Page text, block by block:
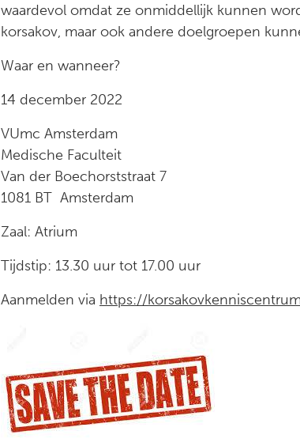
waardevol omdat ze onmiddellijk kunnen
korsakov, maar ook andere doelgroepen
Waar en wanneer?
14 december 2022
VUmc Amsterdam
Medische Faculteit
Van der Boechorststraat 7
1081 BT Amsterdam
Zaal:
Tijdstip: 13.30 uur tot 17.00 uur
Aanmelden via https://